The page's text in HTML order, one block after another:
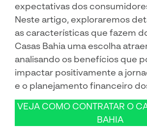
expectativas dos
Neste artigo, exploraremos
as características que fazem
Casas Bahia uma escolha
analisando os benefícios que
impactar positivamente a
e o planejamento financeiro
VEJA COMO CONTRATAR O
BAHIA